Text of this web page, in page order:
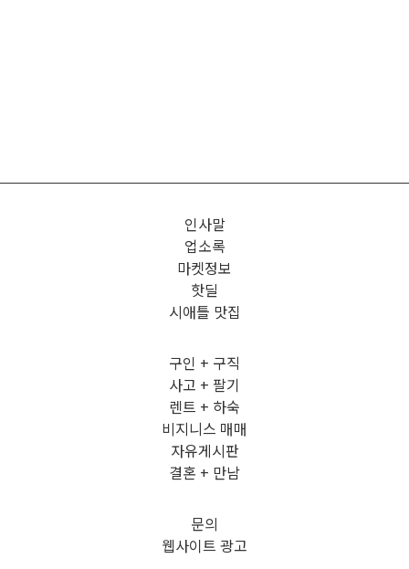
인사말
업소록
마켓정보
핫딜
시애틀 맛집
구인 + 구직
사고 + 팔기
렌트 + 하숙
비지니스 매매
자유게시판
결혼 + 만남
문의
웹사이트 광고